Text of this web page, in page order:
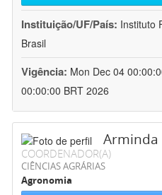
Instituição/UF/País: Instituto
Brasil
Vigência: Mon Dec 04
00:00:00 BRT 2026
Arminda
COORDENADOR(A)
CIÊNCIAS AGRÁRIAS
Agronomia